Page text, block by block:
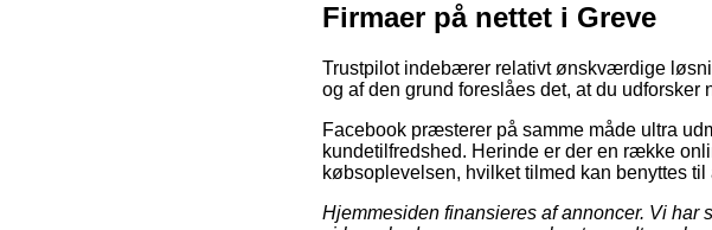
Firmaer på nettet i Greve
Trustpilot indebærer relativt ønskværdige
og af den grund foreslåes det, at du
Facebook præsterer på samme måde ultra
kundetilfredshed. Herinde er der en række
købsoplevelsen, hvilket tilmed kan benyttes
Hjemmesiden finansieres af annoncer. Vi har